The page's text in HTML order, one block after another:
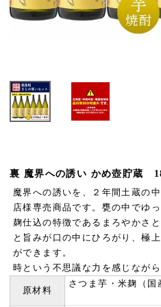
裏 魔界への誘い かめ壺貯蔵
魔界への誘いを、２年間土蔵の
店様専売商品です。甕の中でゆ
麹仕込の特徴であるまろやかさ
と旨みが口の中にひろがり、極
ができます。
時という不思議な力を感じなが
原材料
さつま芋・米麹（国